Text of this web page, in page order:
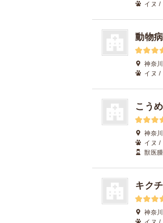
イヌ /
動物
神奈
イヌ /
こう
神奈
イヌ /
獣医
キク
神奈